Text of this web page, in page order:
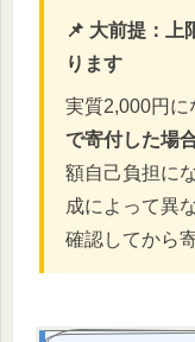
📌 大前提：上
ります
実質2,000円に
で寄付した場
額自己負担に
成によって異
確認してから